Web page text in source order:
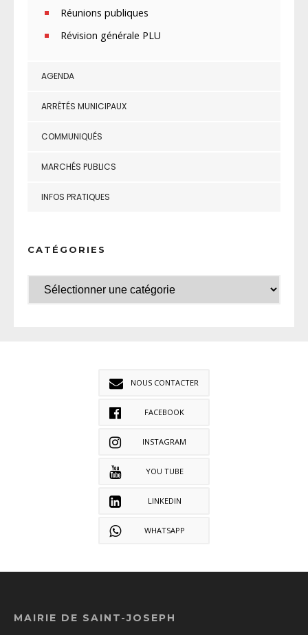
Réunions publiques
Révision générale PLU
AGENDA
ARRÊTÉS MUNICIPAUX
COMMUNIQUÉS
MARCHÉS PUBLICS
INFOS PRATIQUES
CATÉGORIES
NOUS CONTACTER
FACEBOOK
INSTAGRAM
YOU TUBE
LINKEDIN
WHATSAPP
MAIRIE DE SAINT-JOSEPH